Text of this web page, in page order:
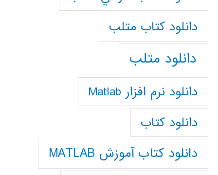
دانلود كتاب متلب
دانلود متلب
دانلود نرم افزار Matlab
دانلود کتاب
دانلود کتاب آموزش MATLAB